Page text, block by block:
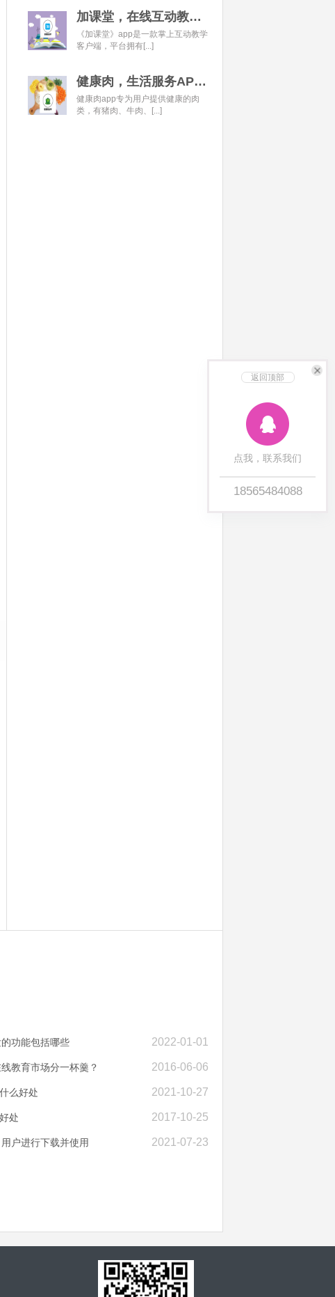
返回顶部
点我，联系我们
18565484088
加课堂，在线互动教育APP经典案例
《加课堂》app是一款掌上互动教学
客户端，平台拥有[...]
健康肉，生活服务APP开发经典案例
健康肉app专为用户提供健康的肉
类，有猪肉、牛肉、[...]
2022-01-01
功能包括哪些
2016-06-06
教育市场分一杯羹？
2021-10-27
么好处
2017-10-25
处
2021-07-23
户进行下载并使用